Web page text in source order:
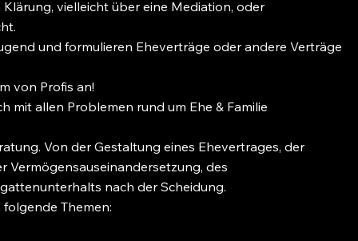
vielleicht über eine Mediation, oder
und formulieren Eheverträge oder andere Verträge
von Profis an!
mit allen Problemen rund um Ehe & Familie
Von der Gestaltung eines Ehevertrages, der
Vermögensauseinandersetzung, des
nach der Scheidung.
Themen: